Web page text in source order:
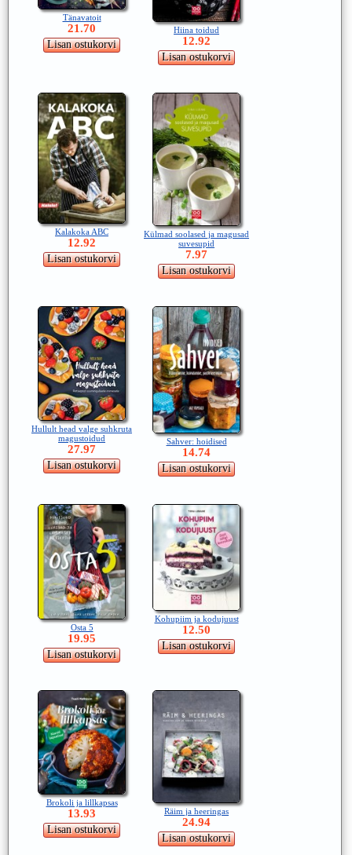
Tänavatoit
21.70 Hiina toidud
12.92
Kalakoka ABC
12.92
Külmad soolased ja magusad
suvesupid
7.97
Hullult head valge suhkruta
magustoidud
27.97
Sahver: hoidised
14.74
Osta 5
19.95
Kohupiim ja kodujuust
12.50
Brokoli ja lillkapsas
13.93 Räim ja heeringas
24.94